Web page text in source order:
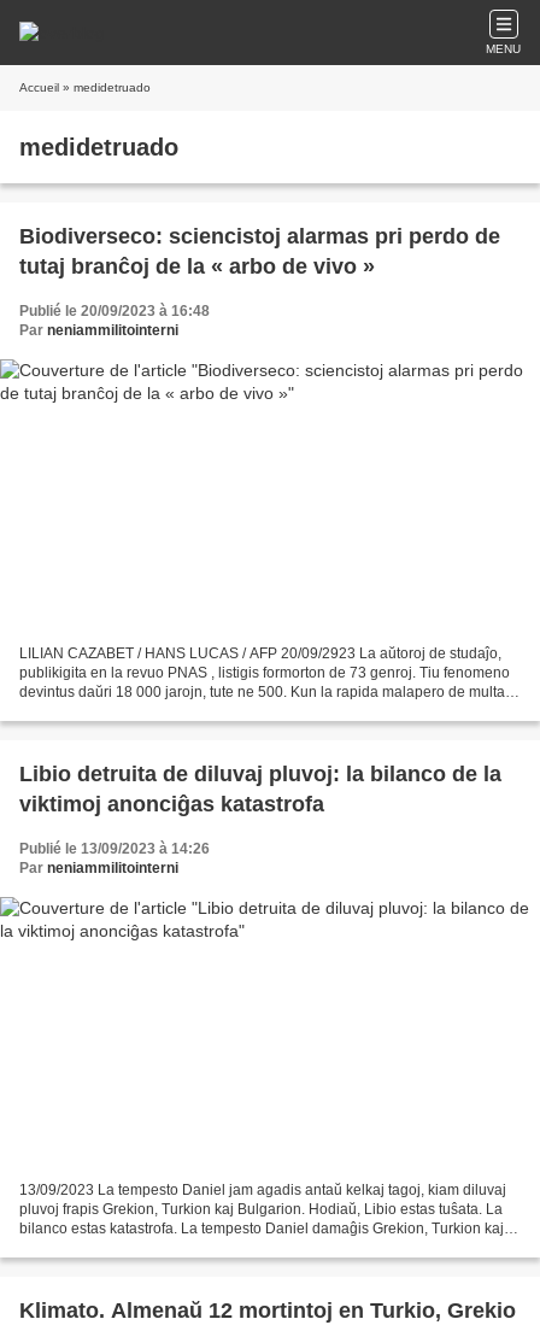
MENU
Accueil » medidetruado
medidetruado
Biodiverseco: sciencistoj alarmas pri perdo de
tutaj branĉoj de la « arbo de vivo »
Publié le 20/09/2023 à 16:48
Par neniammilitointerni
LILIAN CAZABET / HANS LUCAS / AFP 20/09/2923 La aŭtoroj de studaĵo,
publikigita en la revuo PNAS , listigis formorton de 73 genroj. Tiu fenomeno
devintus daŭri 18 000 jarojn, tute ne 500. Kun la rapida malapero de multaj
Libio detruita de diluvaj pluvoj: la bilanco de la
viktimoj anonciĝas katastrofa
Publié le 13/09/2023 à 14:26
Par neniammilitointerni
13/09/2023 La tempesto Daniel jam agadis antaŭ kelkaj tagoj, kiam diluvaj
pluvoj frapis Grekion, Turkion kaj Bulgarion. Hodiaŭ, Libio estas tuŝata. La
bilanco estas katastrofa. La tempesto Daniel damaĝis Grekion, Turkion kaj
Klimato. Almenaŭ 12 mortintoj en Turkio, Grekio